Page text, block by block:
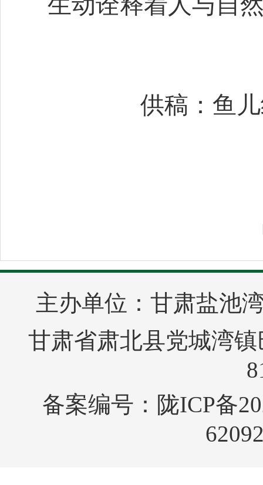
供稿：鱼
主办单位：甘肃盐池
甘肃省肃北县党城湾
备案编号： 陇ICP备